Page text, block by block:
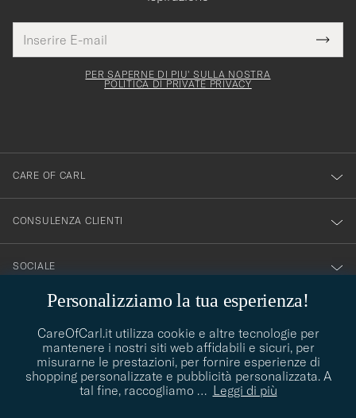
Personalizziamo la tua esperienza!
CareOfCarl.it utilizza cookie e altre tecnologie per
mantenere i nostri siti web affidabili e sicuri, per
misurarne le prestazioni, per fornire esperienze di
shopping personalizzate e pubblicità personalizzata. A
tal fine, raccogliamo … Leggi di più
E-
mail
Grazie
per
PER SAPERNE DI PIU' SULLA NOSTRA
POLITICA DI PRIVATE PRIVACY
CARE OF CARL
CONSULENZA CLIENTI
SOCIALE
CONSIGLI DI STILE